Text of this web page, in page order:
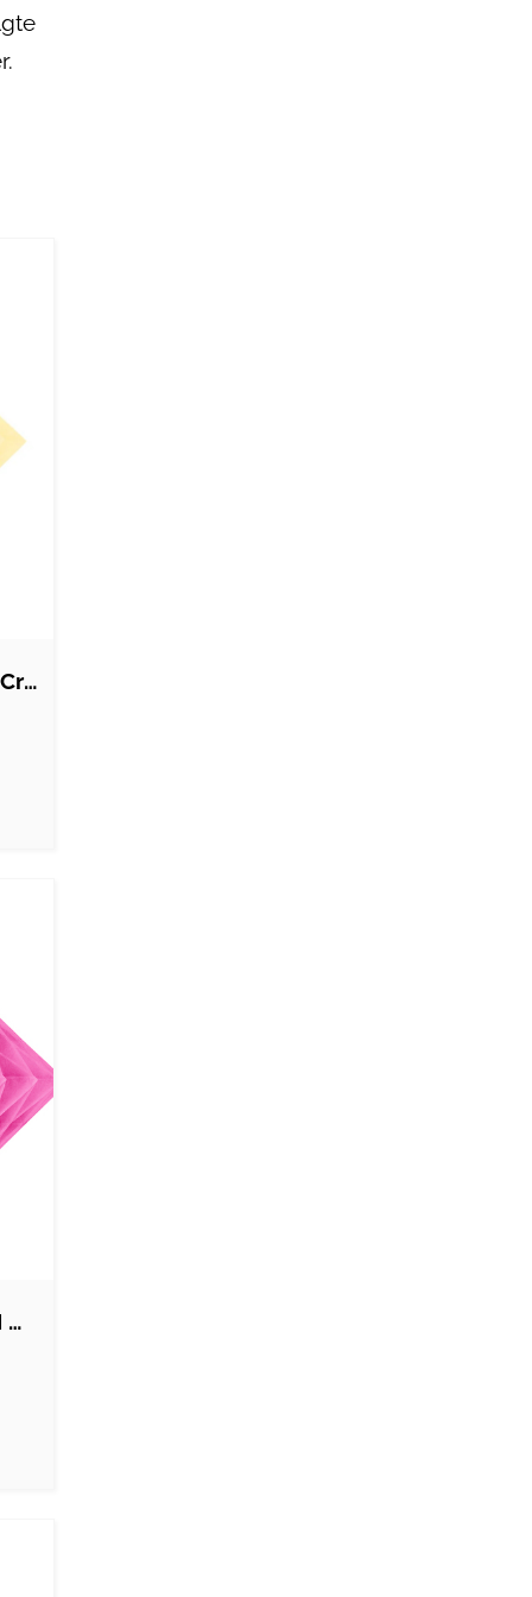
Diamant Honeycomb Creme
Diamant honeycomb I mørk pink - 20 cm